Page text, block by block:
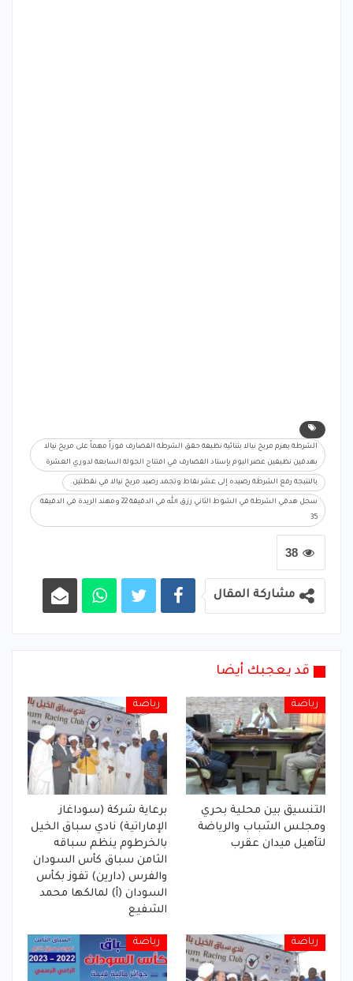
الشرطة يهزم مريخ نيالا بثنائية نظيفة حقق الشرطة القضارف فوزاً مهماً على مريخ نيالا
بهدفين نظيفين عصر اليوم بإستاد القضارف في افتتاح الجولة السابعة لدوري العشرة
بالنتيجة رفع الشرطة رصيده إلى عشر نقاط وتجمد رصيد مريخ نيالا في نقطتين.
سجل هدفي الشرطة في الشوط الثاني رزق الله في الدقيقة 22 ومهند الريدة في الدقيقة
35
38
مشاركة المقال
قد يعجبك أيضا
رياضة
التنسيق بين محلية بحري
ومجلس الشباب والرياضة
لتأهيل ميدان عقرب
رياضة
برعاية شركة (سوداغاز
الإماراتية) نادي سباق الخيل
بالخرطوم ينظم سباقه
الثامن سباق كأس السودان
والفرس (دارين) تفوز بكأس
السودان (أ) لمالكها محمد
الشفيع
رياضة رياضة